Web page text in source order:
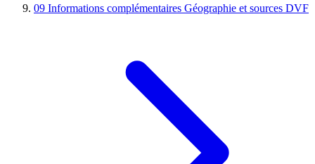
09 Informations complémentaires Géographie et sources DVF